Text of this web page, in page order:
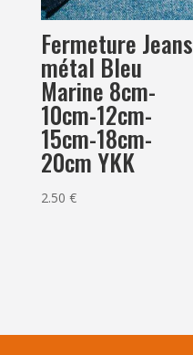
Fermeture Jeans
métal Bleu
Marine 8cm-
10cm-12cm-
15cm-18cm-
20cm YKK
2.50 €